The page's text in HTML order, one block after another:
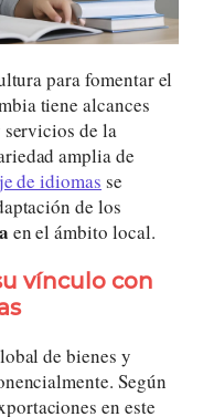
para fomentar el
tiene alcances
de la
amplia de
de idiomas se
de los
en el ámbito local.
vínculo con
de bienes y
Según
en este